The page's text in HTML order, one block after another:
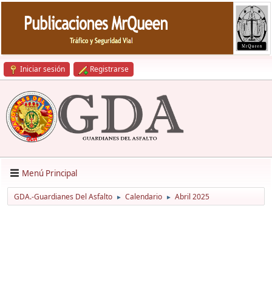
Iniciar sesión Registrarse
Menú Principal
GDA.-Guardianes Del Asfalto ► Calendario ► Abril 2025